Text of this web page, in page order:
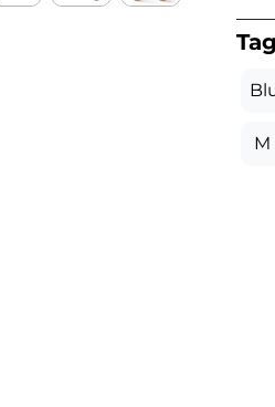
M